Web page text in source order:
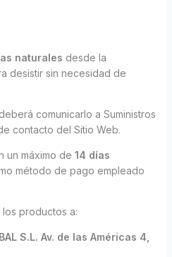
naturales desde la
desistir sin necesidad de
comunicarlo a Suministros
contacto del Sitio Web.
un máximo de 14 días
método de pago empleado
productos a:
S.L. Av. de las Américas 4,